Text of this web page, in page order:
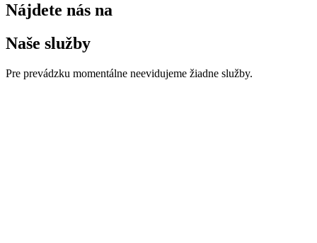
Nájdete nás na
Naše služby
Pre prevádzku momentálne neevidujeme žiadne služby.